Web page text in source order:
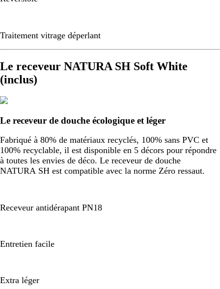
Traitement vitrage déperlant
Le receveur NATURA SH Soft White
(inclus)
Le receveur de douche écologique et léger
Fabriqué à 80% de matériaux recyclés, 100% sans PVC et
100% recyclable, il est disponible en 5 décors pour répondre
à toutes les envies de déco. Le receveur de douche
NATURA SH est compatible avec la norme Zéro ressaut.
Receveur antidérapant PN18
Entretien facile
Extra léger